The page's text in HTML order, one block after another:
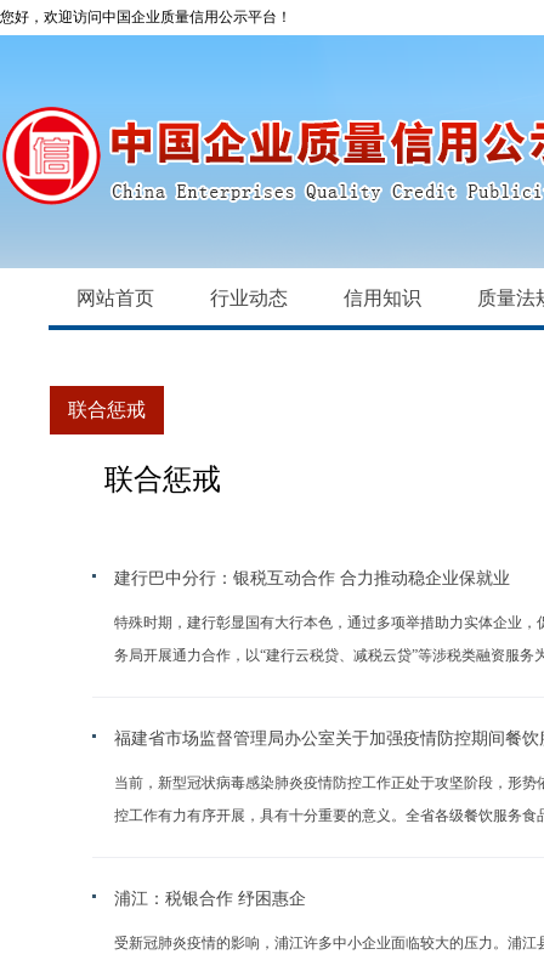
您好，欢迎访问中国企业质量信用公示平台！
网站首页 行业动态 信用知识 质量法
联合惩戒
联合惩戒
建行巴中分行：银税互动合作 合力推动稳企业保就业
特殊时期，建行彰显国有大行本色，通过多项举措助力实体企业
务局开展通力合作，以“建行云税贷、减税云贷”等涉税类融资服务
福建省市场监督管理局办公室关于加强疫情防控期间餐
当前，新型冠状病毒感染肺炎疫情防控工作正处于攻坚阶段，形
控工作有力有序开展，具有十分重要的意义。全省各级餐饮服务食
浦江：税银合作 纾困惠企
受新冠肺炎疫情的影响，浦江许多中小企业面临较大的压力。浦